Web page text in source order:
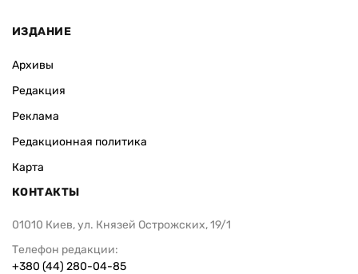
ИЗДАНИЕ
Архивы
Редакция
Реклама
Редакционная политика
Карта
КОНТАКТЫ
01010 Киев, ул. Князей Острожских, 19/1
Телефон редакции:
+380 (44) 280-04-85